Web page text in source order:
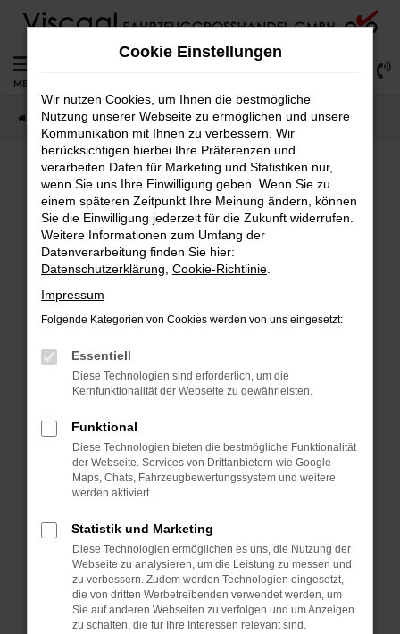
Zum
springen
MENÜ
Startseite Lagerfahrzeuge Fahrzeugsuche
Fehler: Network Error
Beim Laden ist ein Fehler aufgetreten.
Hier sind ein paar Tipps, die dir helfen können:
Überprüfe deine Firewall und deine
Laden andere Webseiten, zum Beispiel deine
Suchmaschine?
Prüfe deine Browsererweiterungen.
Manche Erweiterungen, wie Werbeblocker,
verhindern. Funktioniert die Seite in einem
anderen Browser oder in einem privaten
Fenster?
Starte dein Gerät neu.
Probleme zu beheben.
Stelle sicher, dass dein Browser und dein
Betriebssystem auf dem neuesten Stand
sind.
Veraltete Software birgt nicht nur ein
Cookie Einstellungen
Wir nutzen Cookies, um Ihnen die bestmögliche
Nutzung unserer Webseite zu ermöglichen und unsere
Kommunikation mit Ihnen zu verbessern. Wir
berücksichtigen hierbei Ihre Präferenzen und
verarbeiten Daten für Marketing und Statistiken nur,
wenn Sie uns Ihre Einwilligung geben. Wenn Sie zu
einem späteren Zeitpunkt Ihre Meinung ändern, können
Sie die Einwilligung jederzeit für die Zukunft widerrufen.
Weitere Informationen zum Umfang der
Datenverarbeitung finden Sie hier:
Datenschutzerklärung Cookie-Richtlinie
Impressum
Folgende Kategorien von Cookies werden von uns eingesetzt:
Essentiell
Diese Technologien sind erforderlich, um die
Kernfunktionalität der Webseite zu gewährleisten.
Funktional
Diese Technologien bieten die bestmögliche Funktionalität
der Webseite. Services von Drittanbietern wie Google
Maps, Chats, Fahrzeugbewertungssystem und weitere
werden aktiviert.
Statistik und Marketing
Diese Technologien ermöglichen es uns, die Nutzung der
Webseite zu analysieren, um die Leistung zu messen und
zu verbessern. Zudem werden Technologien eingesetzt,
die von dritten Werbetreibenden verwendet werden, um
Sie auf anderen Webseiten zu verfolgen und um Anzeigen
zu schalten, die für Ihre Interessen relevant sind.